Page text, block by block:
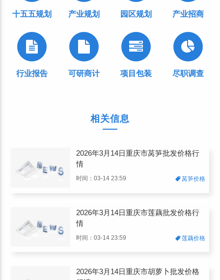
十五五规划 产业规划 园区规划 产业招商
行业报告 可研商计 项目包装 尽职调查
相关信息
2026年3月14日重庆市莴笋批发价格行
情
时间：03-14 23:59 莴笋价格
2026年3月14日重庆市莲藕批发价格行
情
时间：03-14 23:59 莲藕价格
2026年3月14日重庆市胡萝卜批发价格